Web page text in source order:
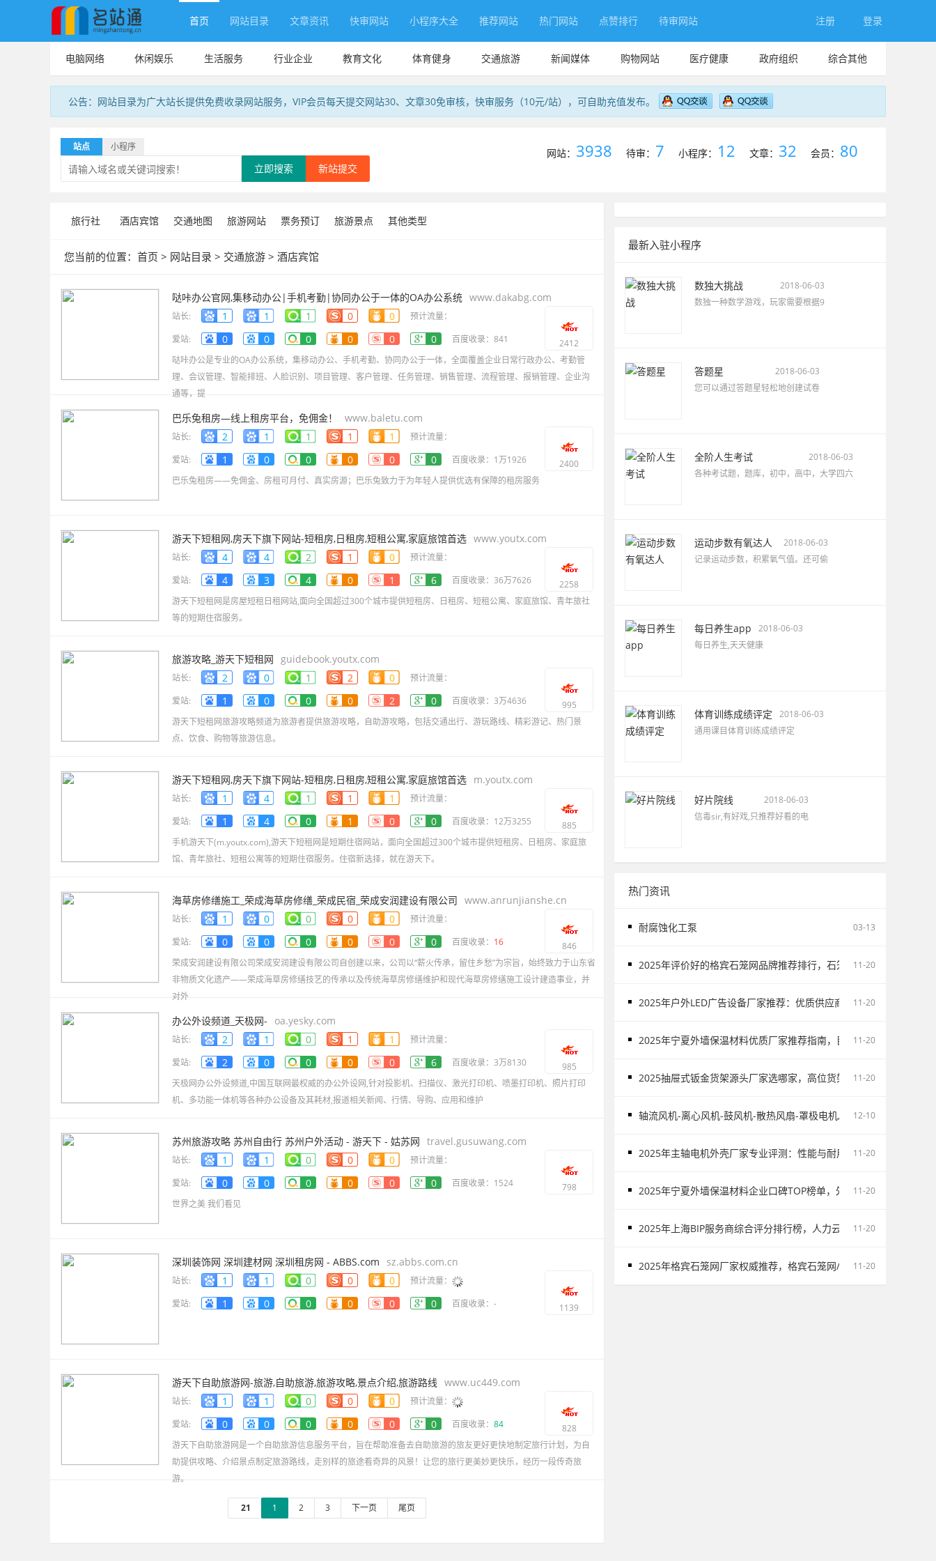
首页 网站目录 文章资讯 快审网站 小程序大全 推荐网站 热门网站 点赞排行 待审网站 注册 登录
电脑网络 休闲娱乐 生活服务 行业企业 教育文化 体育健身 交通旅游 新闻媒体 购物网站 医疗健康 政府组织 综合其他
公告：网站目录为广大站长提供免费收录网站服务，VIP会员每天提交网站30、文章30免审核，快审服务（10元/站），可自助充值发布。
站点 小程序
新站提交
立即搜索
网站： 3938 待审： 7 小程序： 12 文章： 32 会员： 80
旅行社 酒店宾馆 交通地图 旅游网站 票务预订 旅游景点 其他类型
您当前的位置： 首页 > 网站目录 > 交通旅游 > 酒店宾馆
哒咔办公官网,集移动办公|手机考勤|协同办公于一体的OA办公系统 www.dakabg.com
站长: 1 1 1 0 0
预计流量：
爱站:
0 0 0 0 0 0
百度收录：841
哒咔办公是专业的OA办公系统，集移动办公、手机考勤、协同办公于一体，全面覆盖企业日常行政办公、考勤管
理、会议管理、智能排班、人脸识别、项目管理、客户管理、任务管理、销售管理、流程管理、报销管理、企业沟
通等，提
2412
巴乐兔租房—线上租房平台，免佣金！ www.baletu.com
站长: 2 1 1 1 1
预计流量：
爱站:
1 0 0 0 0 0
百度收录：1万1926
巴乐兔租房——免佣金、房租可月付、真实房源；巴乐兔致力于为年轻人提供优选有保障的租房服务
2400
游天下短租网,房天下旗下网站-短租房,日租房,短租公寓,家庭旅馆首选 www.youtx.com
站长: 4 4 2 1 0
预计流量：
爱站:
4 3 4 0 1 6
百度收录：36万7626
游天下短租网是房屋短租日租网站,面向全国超过300个城市提供短租房、日租房、短租公寓、家庭旅馆、青年旅社
等的短期住宿服务。
2258
旅游攻略_游天下短租网 guidebook.youtx.com
站长: 2 0 1 2 0
预计流量：
爱站:
1 0 0 0 2 0
百度收录：3万4636
游天下短租网旅游攻略频道为旅游者提供旅游攻略，自助游攻略，包括交通出行、游玩路线、精彩游记、热门景
点、饮食、购物等旅游信息。
995
游天下短租网,房天下旗下网站-短租房,日租房,短租公寓,家庭旅馆首选 m.youtx.com
站长: 1 4 1 1 1
预计流量：
爱站:
1 4 0 1 0 0
百度收录：12万3255
手机游天下(m.youtx.com),游天下短租网是短期住宿网站，面向全国超过300个城市提供短租房、日租房、家庭旅
馆、青年旅社、短租公寓等的短期住宿服务。住宿新选择，就在游天下。
885
海草房修缮施工_荣成海草房修缮_荣成民宿_荣成安润建设有限公司 www.anrunjianshe.cn
站长: 1 0 0 0 0
预计流量：
爱站:
0 0 0 0 0 0 百度收录： 16
荣成安润建设有限公司荣成安润建设有限公司自创建以来，公司以“薪火传承，留住乡愁”为宗旨，始终致力于山东省
非物质文化遗产——荣成海草房修缮技艺的传承以及传统海草房修缮维护和现代海草房修缮施工设计建造事业，并
对外
846
办公外设频道_天极网- oa.yesky.com
站长: 2 1 0 1 1
预计流量：
爱站:
2 0 0 0 0 6
百度收录：3万8130
天极网办公外设频道,中国互联网最权威的办公外设网,针对投影机、扫描仪、激光打印机、喷墨打印机、照片打印
机、多功能一体机等各种办公设备及其耗材,报道相关新闻、行情、导购、应用和维护
985
苏州旅游攻略 苏州自由行 苏州户外活动 - 游天下 - 姑苏网 travel.gusuwang.com
站长: 1 1 0 0 0
预计流量：
爱站:
0 0 0 0 0 0
百度收录：1524
世界之美 我们看见
798
深圳装饰网 深圳建材网 深圳租房网 - ABBS.com sz.abbs.com.cn
站长: 1 1 0 0 0
预计流量：
爱站:
1 0 0 0 0 0 百度收录：- 1139
游天下自助旅游网-旅游,自助旅游,旅游攻略,景点介绍,旅游路线 www.uc449.com
站长: 1 1 0 0 0
预计流量：
爱站:
0 0 0 0 0 0 百度收录： 84
游天下自助旅游网是一个自助旅游信息服务平台，旨在帮助准备去自助旅游的旅友更好更快地制定旅行计划，为自
助提供攻略、介绍景点制定旅游路线，走别样的旅途看奇异的风景！让您的旅行更美妙更快乐，经历一段传奇旅
游。
828
21 1 2 3 下一页 尾页
最新入驻小程序
数独大挑战
2018-06-03
数独一种数学游戏，玩家需要根据9
答题星
2018-06-03
您可以通过答题星轻松地创建试卷
全阶人生考试
2018-06-03
各种考试题，题库，初中，高中，大学四六
运动步数有氧达人
2018-06-03
记录运动步数，积累氧气值。还可偷
每日养生app
2018-06-03
每日养生,天天健康
体育训练成绩评定
2018-06-03
通用课目体育训练成绩评定
好片院线
2018-06-03
信毒sir,有好戏,只推荐好看的电
热门资讯
耐腐蚀化工泵 03-13
2025年评价好的格宾石笼网品牌推荐排行，石笼网/格宾石笼网/河道
11-20
2025年户外LED广告设备厂家推荐：优质供应商推荐，高铁广告/
11-20
2025年宁夏外墙保温材料优质厂家推荐指南，目前外墙保温材料阔
11-20
2025抽屉式钣金货架源头厂家选哪家，高位货架/电子物料架/抽屉
11-20
轴流风机-离心风机-鼓风机-散热风扇-罩极电机,厂家直销-首肯电子
12-10
2025年主轴电机外壳厂家专业评测：性能与耐用度全面对比，主轴
11-20
2025年宁夏外墙保温材料企业口碑TOP榜单，外墙保温材料服务商
11-20
2025年上海BIP服务商综合评分排行榜，人力云/税务云/易代账/制
11-20
2025年格宾石笼网厂家权威推荐，格宾石笼网/石笼网/格宾网厂家实
11-20